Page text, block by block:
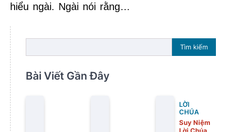
hiểu ngài. Ngài nói rằng…
Tìm kiếm
Bài Viết Gần Đây
LỜI
CHÚA
Suy Niệm
Lời Chúa